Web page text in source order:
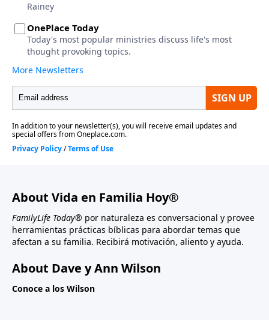
About Vida en Familia Hoy®
FamilyLife Today® por naturaleza es conversacional y provee
herramientas prácticas bíblicas para abordar temas que
afectan a su familia. Recibirá motivación, aliento y ayuda.
About Dave y Ann Wilson
Conoce a los Wilson